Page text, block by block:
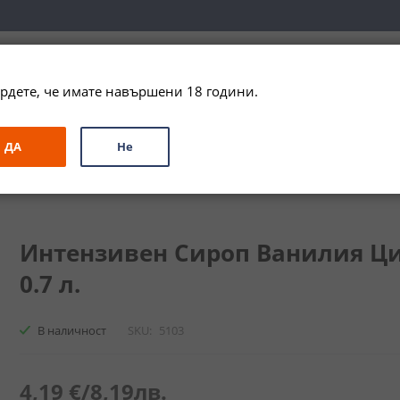
ЗА ПОДАРЪК ПРОМО СПЕЦИАЛНИ ПРЕДЛОЖЕНИЯ
/ Intense Syrup Vanilla Cima
Интензивен Сироп Ванилия
0.7 л.
В наличност SKU 5103
4,19 €/8,19лв.
че имате навършени 18 години.
ДА Не